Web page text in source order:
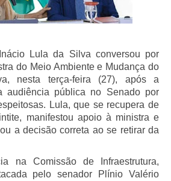
Lula da Silva conversou por
do Meio Ambiente e Mudança do
nesta terça-feira (27), após a
audiência pública no Senado por
Lula, que se recupera de
manifestou apoio à ministra e
a decisão correta ao se retirar da
na Comissão de Infraestrutura,
pelo senador Plínio Valério